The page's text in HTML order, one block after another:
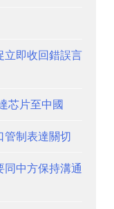
立即收回錯誤言
芯片至中國
管制表達關切
同中方保持溝通